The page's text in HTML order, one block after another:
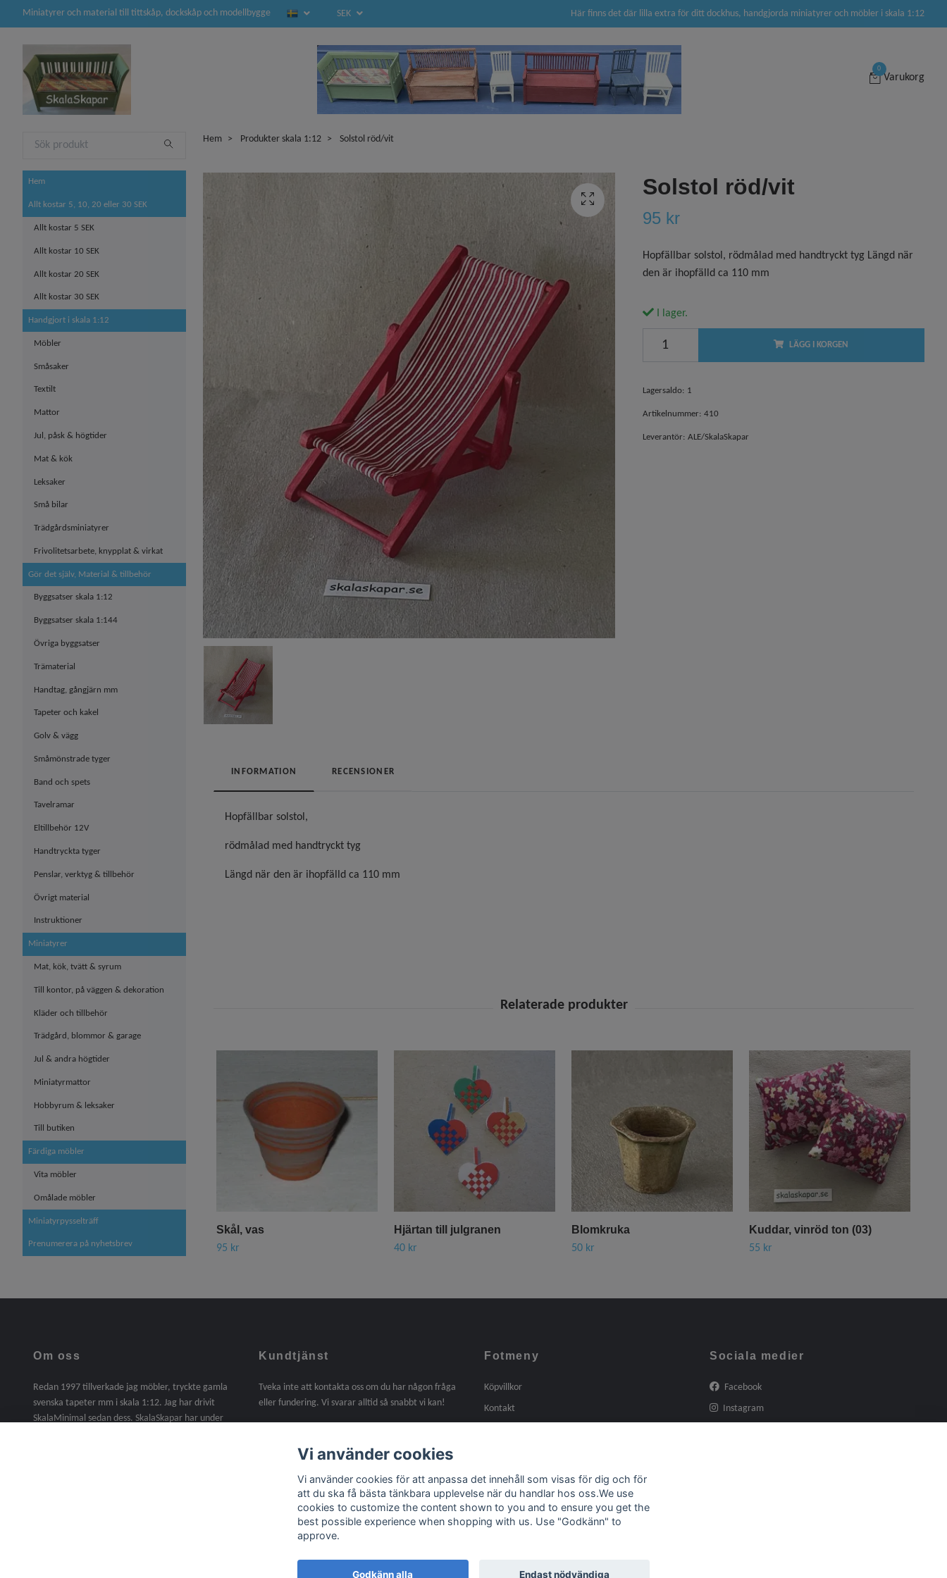
Miniatyrer och material till tittskåp, dockskåp och modellbygge SEK Här finns det där lilla extra för ditt dockhus, handgjorda miniatyrer och möbler i skala 1:12
0
Varukorg
Hem
Allt kostar 5, 10, 20 eller 30 SEK
Allt kostar 5 SEK
Allt kostar 10 SEK
Allt kostar 20 SEK
Allt kostar 30 SEK
Handgjort i skala 1:12
Möbler
Småsaker
Textilt
Mattor
Jul, påsk & högtider
Mat & kök
Leksaker
Små bilar
Trädgårdsminiatyrer
Frivolitetsarbete, knypplat & virkat
Gör det själv, Material & tillbehör
Byggsatser skala 1:12
Byggsatser skala 1:144
Övriga byggsatser
Trämaterial
Handtag, gångjärn mm
Tapeter och kakel
Golv & vägg
Småmönstrade tyger
Band och spets
Tavelramar
Eltillbehör 12V
Handtryckta tyger
Penslar, verktyg & tillbehör
Övrigt material
Instruktioner
Miniatyrer
Mat, kök, tvätt & syrum
Till kontor, på väggen & dekoration
Kläder och tillbehör
Trädgård, blommor & garage
Jul & andra högtider
Miniatyrmattor
Hobbyrum & leksaker
Till butiken
Färdiga möbler
Vita möbler
Omålade möbler
Miniatyrpysselträff
Prenumerera på nyhetsbrev
Hem Produkter skala 1:12 Solstol röd/vit
Solstol röd/vit
95 kr
Hopfällbar solstol, rödmålad med handtryckt tyg Längd när
den är ihopfälld ca 110 mm
I lager.
LÄGG I KORGEN
Lagersaldo: 1
Artikelnummer: 410
Leverantör: ALE/SkalaSkapar
INFORMATION RECENSIONER
Hopfällbar solstol,
rödmålad med handtryckt tyg
Längd när den är ihopfälld ca 110 mm
Skål, vas
95 kr
Hjärtan till julgranen
40 kr
Blomkruka
50 kr
Kuddar, vinröd ton (03)
55 kr
Om oss
Redan 1997 tillverkade jag möbler, tryckte gamla
svenska tapeter mm i skala 1:12. Jag har drivit
SkalaMinimal sedan dess. SkalaSkapar har under
Kundtjänst
Tveka inte att kontakta oss om du har någon fråga
eller fundering. Vi svarar alltid så snabbt vi kan!
Fotmeny
Köpvillkor
Kontakt
Sociala medier
Facebook
Instagram
Vi använder cookies
Vi använder cookies för att anpassa det innehåll som visas för dig och för
att du ska få bästa tänkbara upplevelse när du handlar hos oss.We use
cookies to customize the content shown to you and to ensure you get the
best possible experience when shopping with us. Use "Godkänn" to
approve.
Godkänn alla Endast nödvändiga